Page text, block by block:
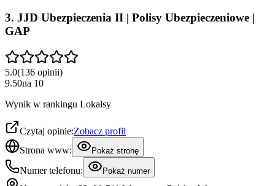
3. JJD Ubezpieczenia II | Polisy Ubezpieczeniowe |
GAP
5.0(136 opinii)
9.50na 10
Wynik w rankingu Lokalsy
Czytaj opinie:Zobacz profil
Strona www:
Pokaż stronę
Numer telefonu: Pokaż numer